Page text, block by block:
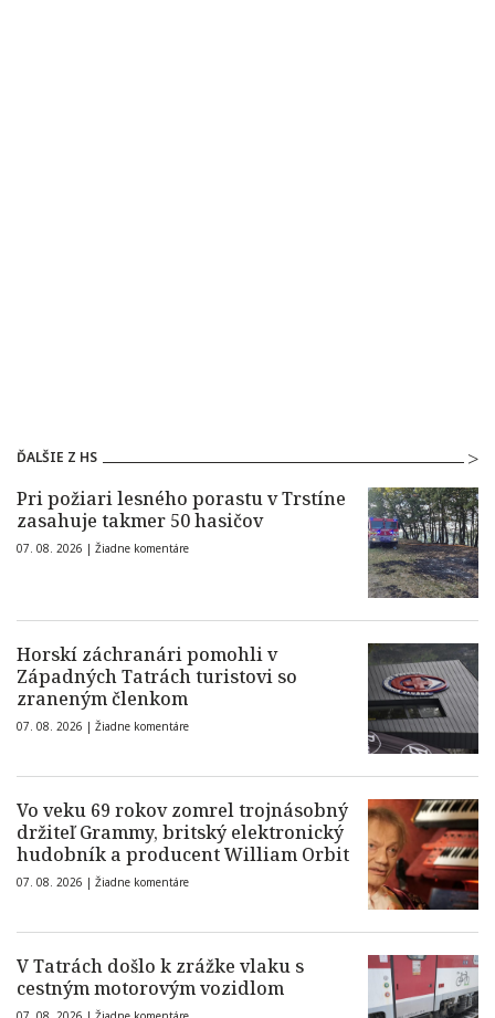
ĎALŠIE Z HS
Pri požiari lesného porastu v Trstíne
zasahuje takmer 50 hasičov
07. 08. 2026 | Žiadne komentáre
Horskí záchranári pomohli v
Západných Tatrách turistovi so
zraneným členkom
07. 08. 2026 | Žiadne komentáre
Vo veku 69 rokov zomrel trojnásobný
držiteľ Grammy, britský elektronický
hudobník a producent William Orbit
07. 08. 2026 | Žiadne komentáre
V Tatrách došlo k zrážke vlaku s
cestným motorovým vozidlom